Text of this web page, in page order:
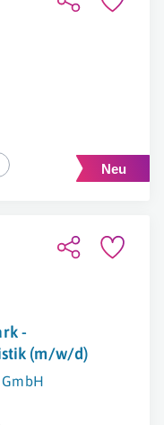
-
(m/w/d)